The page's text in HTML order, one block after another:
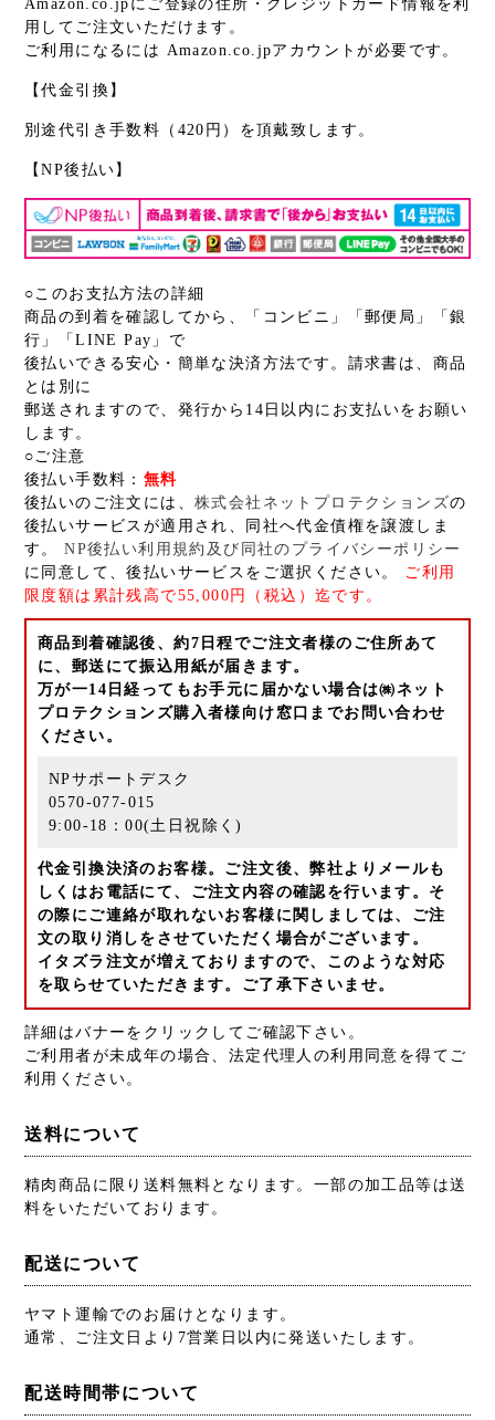
Amazon.co.jpにご登録の住所・クレジットカード情報を利
用してご注文いただけます。
ご利用になるには Amazon.co.jpアカウントが必要です。
【代金引換】
別途代引き手数料（420円）を頂戴致します。
【NP後払い】
○このお支払方法の詳細
商品の到着を確認してから、「コンビニ」「郵便局」「銀
行」「LINE Pay」で
後払いできる安心・簡単な決済方法です。請求書は、商品
とは別に
郵送されますので、発行から14日以内にお支払いをお願い
します。
○ご注意
後払い手数料： 無料
後払いのご注文には、 株式会社ネットプロテクションズの
後払いサービスが適用され、同社へ代金債権を譲渡しま
す。NP後払い利用規約及び同社のプライバシーポリシー
に同意して、後払いサービスをご選択ください。 ご利用
限度額は累計残高で55,000円（税込）迄です。
商品到着確認後、約7日程でご注文者様のご住所あて
に、郵送にて振込用紙が届きます。
万が一14日経ってもお手元に届かない場合は㈱ネット
プロテクションズ購入者様向け窓口までお問い合わせ
ください。
NPサポートデスク
0570-077-015
9:00-18：00(土日祝除く)
代金引換決済のお客様。ご注文後、弊社よりメールも
しくはお電話にて、ご注文内容の確認を行います。そ
の際にご連絡が取れないお客様に関しましては、ご注
文の取り消しをさせていただく場合がございます。
イタズラ注文が増えておりますので、このような対応
を取らせていただきます。ご了承下さいませ。
詳細はバナーをクリックしてご確認下さい。
ご利用者が未成年の場合、法定代理人の利用同意を得てご
利用ください。
送料について
精肉商品に限り送料無料となります。一部の加工品等は送
料をいただいております。
配送について
ヤマト運輸でのお届けとなります。
通常、ご注文日より7営業日以内に発送いたします。
配送時間帯について